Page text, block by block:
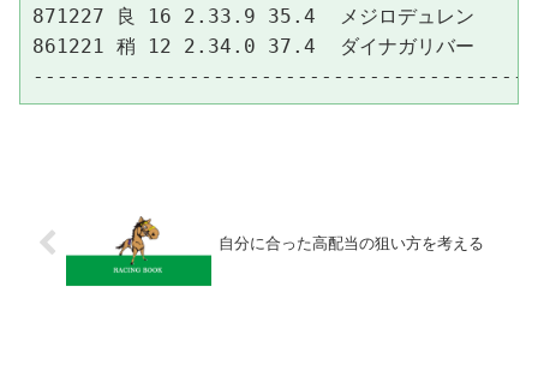
871227 良 16 2.33.9 35.4  メジロデュレン　
861221 稍 12 2.34.0 37.4  ダイナガリバー　
自分に合った高配当の狙い方を考える